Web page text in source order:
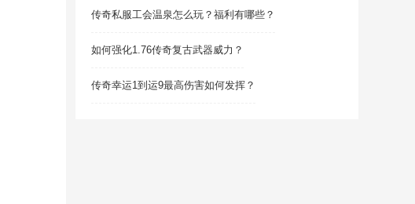
传奇私服工会温泉怎么玩？福利有哪些？
如何强化1.76传奇复古武器威力？
传奇幸运1到运9最高伤害如何发挥？